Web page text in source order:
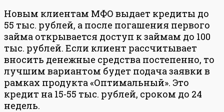
Новым клиентам МФО выдает кредиты до
55 тыс. рублей, а после погашения первого
займа открывается доступ к займам до 100
тыс. рублей. Если клиент рассчитывает
вносить денежные средства постепенно, то
лучшим вариантом будет подача заявки в
рамках продукта «Оптимальный». Это
кредит на 15-55 тыс. рублей, сроком до 24
недель.